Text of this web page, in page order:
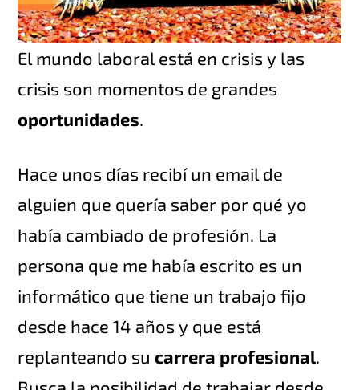
El mundo laboral está en crisis y las
crisis son momentos de grandes
oportunidades.
Hace unos días recibí un email de
alguien que quería saber por qué yo
había cambiado de profesión. La
persona que me había escrito es un
informático que tiene un trabajo fijo
desde hace 14 años y que está
replanteando sucarrera profesional.